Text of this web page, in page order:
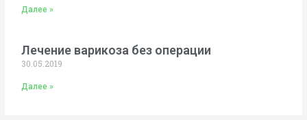
Далее »
Лечение варикоза без операции
30.05.2019
Далее »